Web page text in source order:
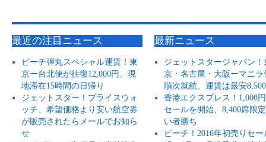
最近の注目ニュース
ピーチ弾丸スペシャル運賃！東
京ー台北便が往復12,000円、現
地滞在15時間の日帰り
ジェットスター！プライスウォ
ッチ、希望価格より安い航空券
が販売されたらメールでお知ら
せ
最新ニュース
ジェットスタージャパン！
京・名古屋・大阪ーマニラ
順次就航、運賃は最安
香港エクスプレス！1,000
セールを開始、8,400席限
い者勝ち
ピーチ！2016年初売りセー